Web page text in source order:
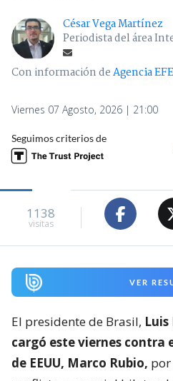
César Vega Martínez
Periodista del área
Con información deAgencia EFE
Viernes 07 Agosto, 2026 | 21:00
Seguimos criterios de
1138
visitas
VER
El presidente de Brasil,
cargó este viernes contra
de EEUU, Marco Rubio,